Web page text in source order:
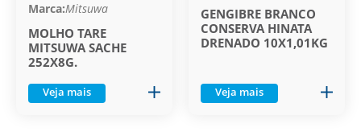
Marca:Mitsuwa
MOLHO TARE
MITSUWA SACHE
252X8G.
Veja mais
GENGIBRE BRANCO
CONSERVA HINATA
DRENADO 10X1,01KG
Veja mais